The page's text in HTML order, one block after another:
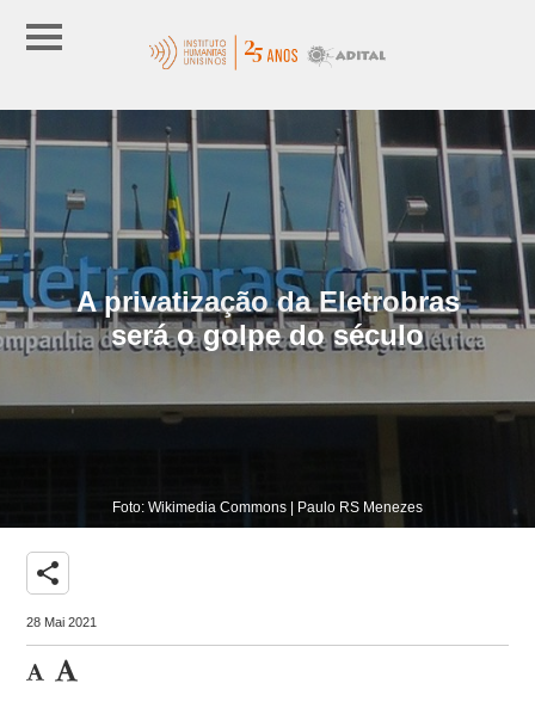
A privatização da Eletrobras
será o golpe do século
Foto: Wikimedia Commons | Paulo RS Menezes
share
28 Mai 2021